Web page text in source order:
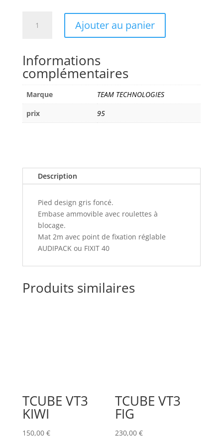
PIED
SCARABER
Ajouter au panier
Informations
complémentaires
Marque
TEAM TECHNOLOGIES
prix
95
Description
Pied design gris foncé.
Embase ammovible avec roulettes à
blocage.
Mat 2m avec point de fixation réglable
AUDIPACK ou FIXIT 40
Produits similaires
TCUBE VT3
KIWI
150,00 €
TCUBE VT3
FIG
230,00€